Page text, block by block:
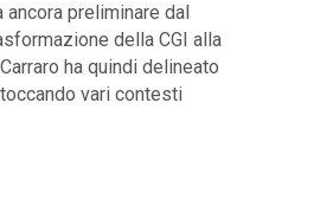
preliminare dal
della CGI alla
ha quindi delineato
vari contesti